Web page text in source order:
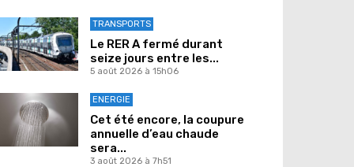
TRANSPORTS
Le RER A fermé durant
seize jours entre les...
5 août 2026 à 15h06
ENERGIE
Cet été encore, la coupure
annuelle d’eau chaude
sera...
3 août 2026 à 7h51